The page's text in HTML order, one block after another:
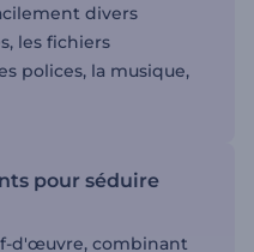
divers
les fichiers
polices, la musique,
pour séduire
d'œuvre, combinant